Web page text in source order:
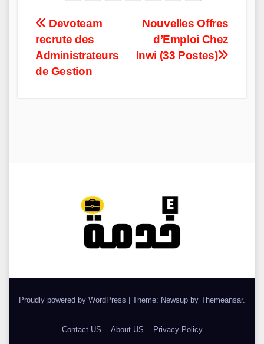
Post
navigation
Nouvelles Offres
d’Emploi Chez
Inwi (33 Postes)
Devoteam
recrute des
Administrateurs
de Gestion
Proudly powered by WordPress | Theme: Newsup by Themeansar.
Contact US About US Privacy Policy